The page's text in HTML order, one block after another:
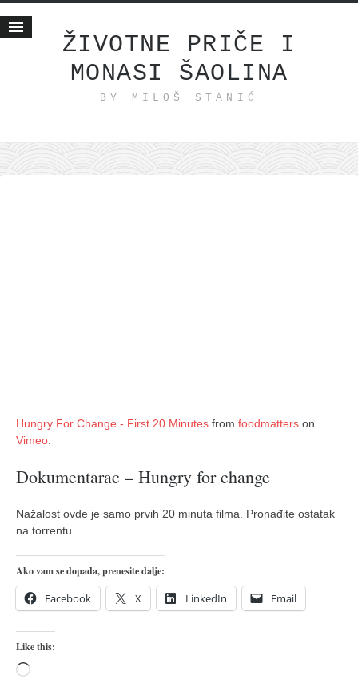
ŽIVOTNE PRIČE I
MONASI ŠAOLINA
BY MILOŠ STANIĆ
Životne priče
internet poslovanje
ishranom do zdravlja
porodične priče
azbuki i knjige
najnovije na blogu
moje beleške
Hungry For Change - First 20 Minutes from foodmatters on
Vimeo
Dokumentarac – Hungry for change
Nažalost ovde je samo prvih 20 minuta filma. Pronađite ostatak
na torrentu.
Ako vam se dopada, prenesite dalje:
Facebook X LinkedIn Email
Like this:
Loading…